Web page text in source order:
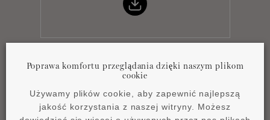
Product overview
pdf 4,2 MB
Poprawa komfortu przeglądania dzięki naszym plikom
cookie
Używamy plików cookie, aby zapewnić najlepszą
jakość korzystania z naszej witryny. Możesz